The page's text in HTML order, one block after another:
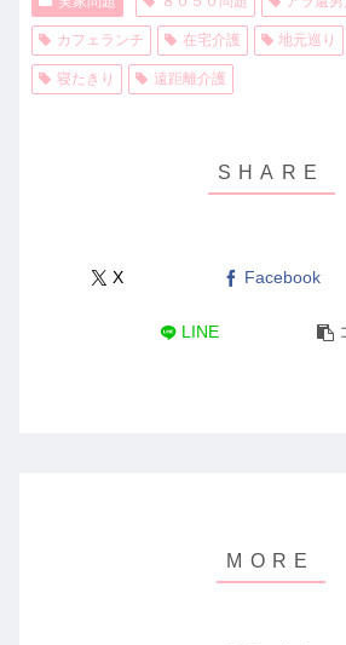
カフェランチ 在宅介護 地元巡り
寝たきり 遠距離介護
X Facebook
LINE